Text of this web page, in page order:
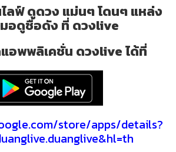
ลฟ์ ดูดวง แม่นๆ โดนๆ แหล่ง
อดูชื่อดัง ที่ ดวงlive
อพพลิเคชั่น ดวงlive ได้ที่
store/apps/details?